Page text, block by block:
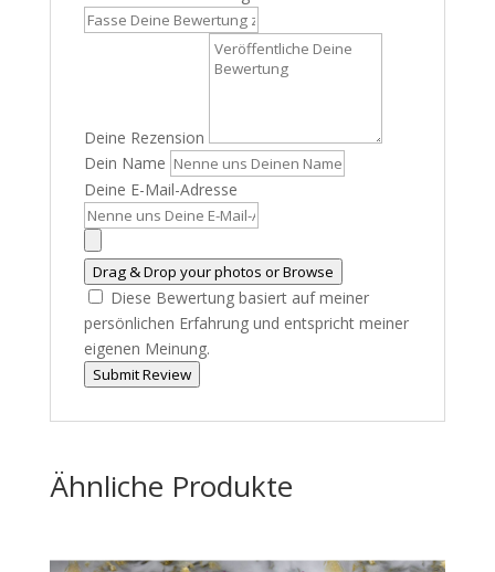
Deine Rezension
Dein Name
Deine E-Mail-Adresse
Drag & Drop your photos orBrowse
Diese Bewertung basiert auf meiner
persönlichen Erfahrung und entspricht meiner
eigenen Meinung.
Submit Review
Ähnliche Produkte